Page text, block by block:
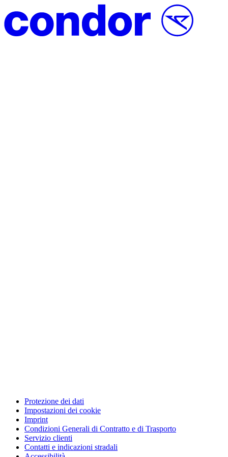
Protezione dei dati
Impostazioni dei cookie
Imprint
Condizioni Generali di Contratto e di Trasporto
Servizio clienti
Contatti e indicazioni stradali